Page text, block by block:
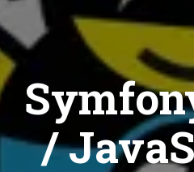
/